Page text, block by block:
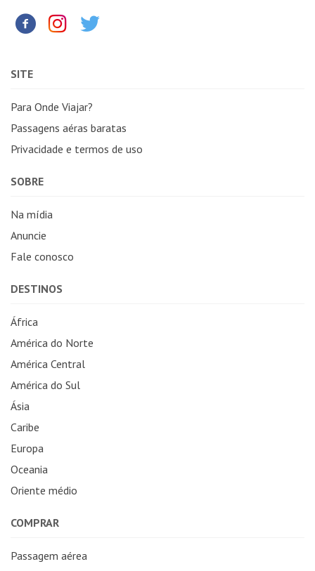
SITE
Para Onde Viajar?
Passagens aéras baratas
Privacidade e termos de uso
SOBRE
Na mídia
Anuncie
Fale conosco
DESTINOS
África
América do Norte
América Central
América do Sul
Ásia
Caribe
Europa
Oceania
Oriente médio
COMPRAR
Passagem aérea